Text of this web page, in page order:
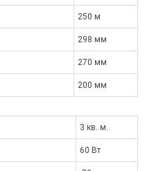
250 м
298 мм
270 мм
200 мм
3 кв. м.
60 Вт